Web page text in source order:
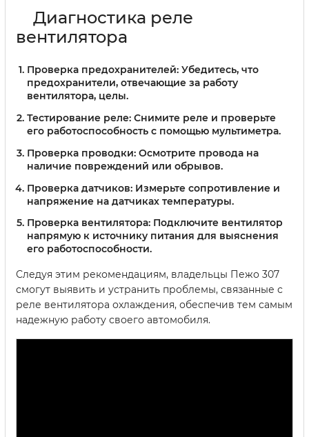
Диагностика реле
вентилятора
Проверка предохранителей: Убедитесь, что
предохранители, отвечающие за работу
вентилятора, целы.
Тестирование реле: Снимите реле и проверьте
его работоспособность с помощью мультиметра.
Проверка проводки: Осмотрите провода на
наличие повреждений или обрывов.
Проверка датчиков: Измерьте сопротивление и
напряжение на датчиках температуры.
Проверка вентилятора: Подключите вентилятор
напрямую к источнику питания для выяснения
его работоспособности.
Следуя этим рекомендациям, владельцы Пежо 307
смогут выявить и устранить проблемы, связанные с
реле вентилятора охлаждения, обеспечив тем самым
надежную работу своего автомобиля.